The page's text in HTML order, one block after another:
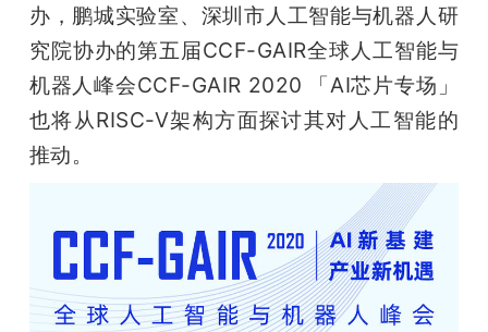
办，鹏城实验室、深圳市人工智能与机器人研
究院协办的第五届CCF-GAIR全球人工智能与
机器人峰会CCF-GAIR 2020 「AI芯片专场」
也将从RISC-V架构方面探讨其对人工智能的
推动。